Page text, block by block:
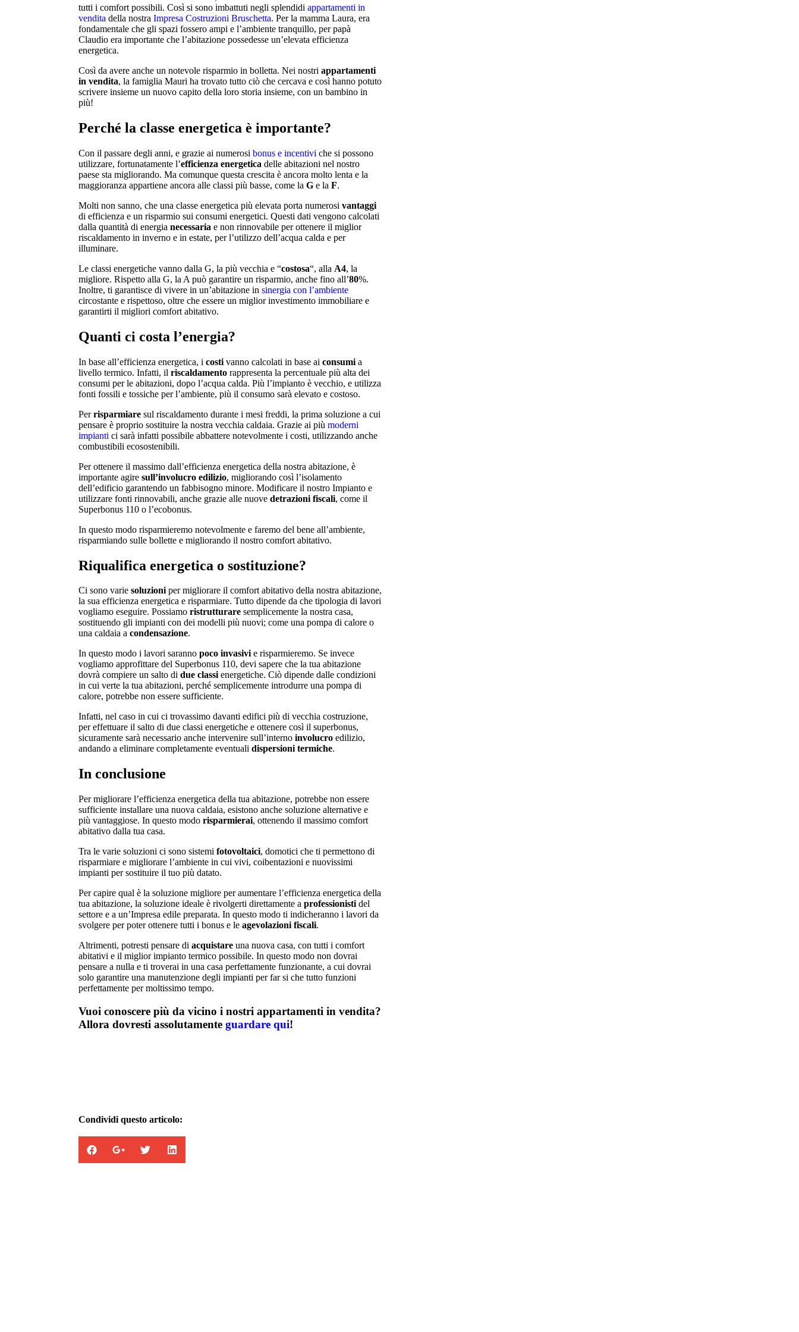
tutti i comfort possibili. Così si sono imbattuti negli splendidi appartamenti in
vendita della nostra Impresa Costruzioni Bruschetta. Per la mamma Laura, era
fondamentale che gli spazi fossero ampi e l’ambiente tranquillo, per papà
Claudio era importante che l’abitazione possedesse un’elevata efficienza
energetica.
Così da avere anche un notevole risparmio in bolletta. Nei nostri appartamenti
in vendita, la famiglia Mauri ha trovato tutto ciò che cercava e così hanno potuto
scrivere insieme un nuovo capito della loro storia insieme, con un bambino in
più!
Perché la classe energetica è importante?
Con il passare degli anni, e grazie ai numerosi bonus e incentivi che si possono
utilizzare, fortunatamente l’efficienza energetica delle abitazioni nel nostro
paese sta migliorando. Ma comunque questa crescita è ancora molto lenta e la
maggioranza appartiene ancora alle classi più basse, come la G e la F.
Molti non sanno, che una classe energetica più elevata porta numerosi vantaggi
di efficienza e un risparmio sui consumi energetici. Questi dati vengono calcolati
dalla quantità di energia necessaria e non rinnovabile per ottenere il miglior
riscaldamento in inverno e in estate, per l’utilizzo dell’acqua calda e per
illuminare.
Le classi energetiche vanno dalla G, la più vecchia e “costosa“, alla A4, la
migliore. Rispetto alla G, la A può garantire un risparmio, anche fino all’80%.
Inoltre, ti garantisce di vivere in un’abitazione in sinergia con l’ambiente
circostante e rispettoso, oltre che essere un miglior investimento immobiliare e
garantirti il migliori comfort abitativo.
Quanti ci costa l’energia?
In base all’efficienza energetica, i costi vanno calcolati in base ai consumi a
livello termico. Infatti, il riscaldamento rappresenta la percentuale più alta dei
consumi per le abitazioni, dopo l’acqua calda. Più l’impianto è vecchio, e utilizza
fonti fossili e tossiche per l’ambiente, più il consumo sarà elevato e costoso.
Perrisparmiare sul riscaldamento durante i mesi freddi, la prima soluzione a cui
pensare è proprio sostituire la nostra vecchia caldaia. Grazie ai più moderni
impianti ci sarà infatti possibile abbattere notevolmente i costi, utilizzando anche
combustibili ecosostenibili.
Per ottenere il massimo dall’efficienza energetica della nostra abitazione, è
importante agire sull’involucro edilizio, migliorando così l’isolamento
dell’edificio garantendo un fabbisogno minore. Modificare il nostro Impianto e
utilizzare fonti rinnovabili, anche grazie alle nuove detrazioni fiscali, come il
Superbonus 110 o l’ecobonus.
In questo modo risparmieremo notevolmente e faremo del bene all’ambiente,
risparmiando sulle bollette e migliorando il nostro comfort abitativo.
Riqualifica energetica o sostituzione?
Ci sono varie soluzioniper migliorare il comfort abitativo della nostra abitazione,
la sua efficienza energetica e risparmiare. Tutto dipende da che tipologia di lavori
vogliamo eseguire. Possiamo ristrutturare semplicemente la nostra casa,
sostituendo gli impianti con dei modelli più nuovi; come una pompa di calore o
una caldaia a condensazione.
In questo modo i lavori saranno poco invasivie risparmieremo. Se invece
vogliamo approfittare del Superbonus 110, devi sapere che la tua abitazione
dovrà compiere un salto di due classienergetiche. Ciò dipende dalle condizioni
in cui verte la tua abitazioni, perché semplicemente introdurre una pompa di
calore, potrebbe non essere sufficiente.
Infatti, nel caso in cui ci trovassimo davanti edifici più di vecchia costruzione,
per effettuare il salto di due classi energetiche e ottenere così il superbonus,
sicuramente sarà necessario anche intervenire sull’interno involucro edilizio,
andando a eliminare completamente eventuali dispersioni termiche.
In conclusione
Per migliorare l’efficienza energetica della tua abitazione, potrebbe non essere
sufficiente installare una nuova caldaia, esistono anche soluzione alternative e
più vantaggiose. In questo modo risparmierai, ottenendo il massimo comfort
abitativo dalla tua casa.
Tra le varie soluzioni ci sono sistemi fotovoltaici, domotici che ti permettono di
risparmiare e migliorare l’ambiente in cui vivi, coibentazioni e nuovissimi
impianti per sostituire il tuo più datato.
Per capire qual è la soluzione migliore per aumentare l’efficienza energetica della
tua abitazione, la soluzione ideale è rivolgerti direttamente a professionisti del
settore e a un’Impresa edile preparata. In questo modo ti indicheranno i lavori da
svolgere per poter ottenere tutti i bonus e le agevolazioni fiscali.
Altrimenti, potresti pensare di acquistare una nuova casa, con tutti i comfort
abitativi e il miglior impianto termico possibile. In questo modo non dovrai
pensare a nulla e ti troverai in una casa perfettamente funzionante, a cui dovrai
solo garantire una manutenzione degli impianti per far si che tutto funzioni
perfettamente per moltissimo tempo.
Vuoi conoscere più da vicino i nostri appartamenti in vendita?
Allora dovresti assolutamente guardare qui!
Condividi questo articolo: